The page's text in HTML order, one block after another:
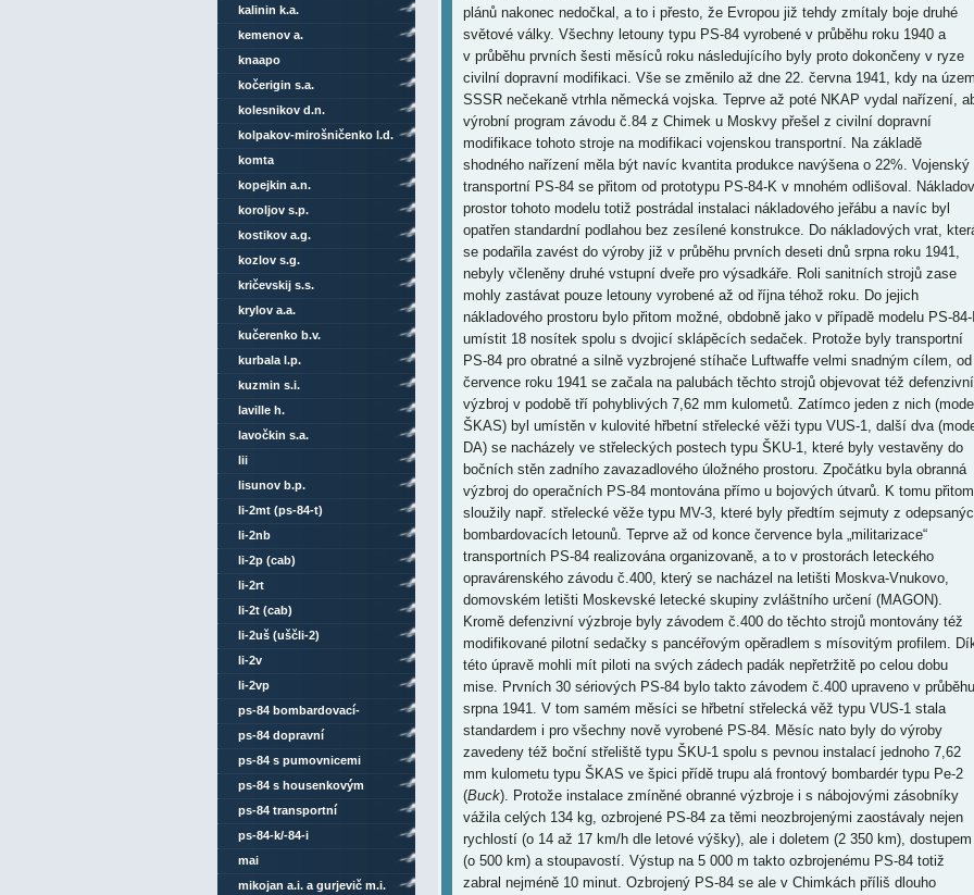
plánů nakonec nedočkal, a to i přesto, že Evropou již tehdy zmítaly boje druhé
světové války. Všechny letouny typu PS-84 vyrobené v průběhu roku 1940 a
v průběhu prvních šesti měsíců roku následujícího byly proto dokončeny v ryze
civilní dopravní modifikaci. Vše se změnilo až dne 22. června 1941, kdy na
SSSR nečekaně vtrhla německá vojska. Teprve až poté NKAP vydal nařízení,
výrobní program závodu č.84 z Chimek u Moskvy přešel z civilní dopravní
modifikace tohoto stroje na modifikaci vojenskou transportní. Na základě
shodného nařízení měla být navíc kvantita produkce navýšena o 22%. Vojenský
transportní PS-84 se přitom od prototypu PS-84-K v mnohém odlišoval.
prostor tohoto modelu totiž postrádal instalaci nákladového jeřábu a navíc byl
opatřen standardní podlahou bez zesílené konstrukce. Do nákladových vrat,
se podařila zavést do výroby již v průběhu prvních deseti dnů srpna roku 1941,
nebyly včleněny druhé vstupní dveře pro výsadkáře. Roli sanitních strojů zase
mohly zastávat pouze letouny vyrobené až od října téhož roku. Do jejich
nákladového prostoru bylo přitom možné, obdobně jako v případě modelu PS-84-
umístit 18 nosítek spolu s dvojicí sklápěcích sedaček. Protože byly transportní
PS-84 pro obratné a silně vyzbrojené stíhače Luftwaffe velmi snadným cílem, od
července roku 1941 se začala na palubách těchto strojů objevovat též defenzivní
výzbroj v podobě tří pohyblivých 7,62 mm kulometů. Zatímco jeden z nich (model
ŠKAS) byl umístěn v kulovité hřbetní střelecké věži typu VUS-1, další dva
DA) se nacházely ve střeleckých postech typu ŠKU-1, které byly vestavěny do
bočních stěn zadního zavazadlového úložného prostoru. Zpočátku byla obranná
výzbroj do operačních PS-84 montována přímo u bojových útvarů. K tomu přitom
sloužily např. střelecké věže typu MV-3, které byly předtím sejmuty z
bombardovacích letounů. Teprve až od konce července byla „militarizace“
transportních PS-84 realizována organizovaně, a to v prostorách leteckého
opravárenského závodu č.400, který se nacházel na letišti Moskva-Vnukovo,
domovském letišti Moskevské letecké skupiny zvláštního určení (MAGON).
Kromě defenzivní výzbroje byly závodem č.400 do těchto strojů montovány též
modifikované pilotní sedačky s pancéřovým opěradlem s mísovitým profilem.
této úpravě mohli mít piloti na svých zádech padák nepřetržitě po celou dobu
mise. Prvních 30 sériových PS-84 bylo takto závodem č.400 upraveno v průběhu
srpna 1941. V tom samém měsíci se hřbetní střelecká věž typu VUS-1 stala
standardem i pro všechny nově vyrobené PS-84. Měsíc nato byly do výroby
zavedeny též boční střeliště typu ŠKU-1 spolu s pevnou instalací jednoho 7,62
mm kulometu typu ŠKAS ve špici přídě trupu alá frontový bombardér typu Pe-2
(Buck). Protože instalace zmíněné obranné výzbroje i s nábojovými zásobníky
vážila celých 134 kg, ozbrojené PS-84 za těmi neozbrojenými zaostávaly nejen
rychlostí (o 14 až 17 km/h dle letové výšky), ale i doletem (2 350 km), dostupem
(o 500 km) a stoupavostí. Výstup na 5 000 m takto ozbrojenému PS-84 totiž
zabral nejméně 10 minut. Ozbrojený PS-84 se ale v Chimkách příliš dlouho
kalinin k.a.
kemenov a.
knaapo
kočerigin s.a.
kolesnikov d.n.
kolpakov-mirošničenko l.d.
komta
kopejkin a.n.
koroljov s.p.
kostikov a.g.
kozlov s.g.
kričevskij s.s.
krylov a.a.
kučerenko b.v.
kurbala l.p.
kuzmin s.i.
laville h.
lavočkin s.a.
lii
lisunov b.p.
li-2mt (ps-84-t)
li-2nb
li-2p (cab)
li-2rt
li-2t (cab)
li-2uš (uščli-2)
li-2v
li-2vp
ps-84 bombardovací-
transportní
ps-84 dopravní
ps-84 s pumovnicemi
ps-84 s housenkovým
podvozkem
ps-84 transportní
ps-84-k/-84-i
mai
mikojan a.i. a gurjevič m.i.